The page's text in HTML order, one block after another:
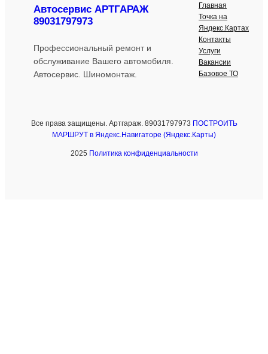
Автосервис АРТГАРАЖ
89031797973
Профессиональный ремонт и
обслуживание Вашего автомобиля.
Автосервис. Шиномонтаж.
Главная
Точка на
Яндекс.Картах
Контакты
Услуги
Вакансии
Базовое ТО
Все права защищены. Артгараж. 89031797973 ПОСТРОИТЬ
МАРШРУТ в Яндекс.Навигаторе (Яндекс.Карты)
2025 Политика конфиденциальности